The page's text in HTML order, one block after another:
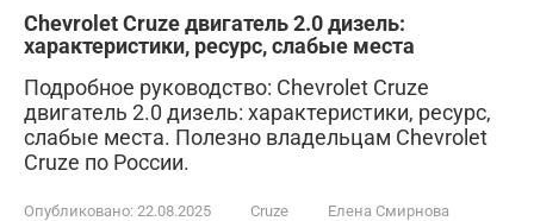
Chevrolet Cruze двигатель 2.0 дизель:
характеристики, ресурс, слабые места
Подробное руководство: Chevrolet Cruze
двигатель 2.0 дизель: характеристики, ресурс,
слабые места. Полезно владельцам Chevrolet
Cruze по России.
Опубликовано: 22.08.2025 Cruze Елена Смирнова